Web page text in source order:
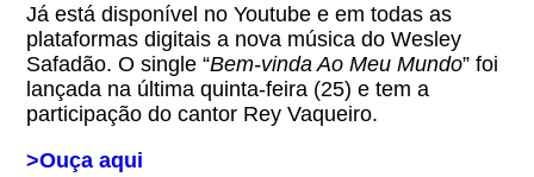
Já está disponível no Youtube e em todas as
plataformas digitais a nova música do Wesley
Safadão. O single “Bem-vinda Ao Meu Mundo” foi
lançada na última quinta-feira (25) e tem a
participação do cantor Rey Vaqueiro.
>Ouça aqui